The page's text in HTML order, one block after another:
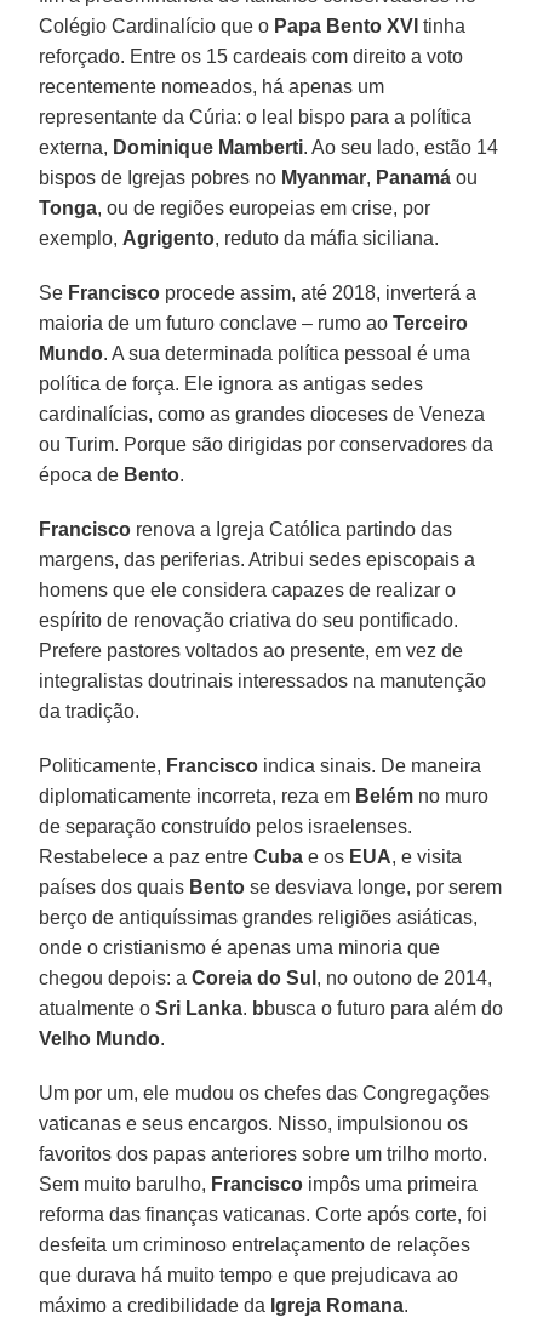
Colégio Cardinalício que o Papa Bento XVI tinha
reforçado. Entre os 15 cardeais com direito a voto
recentemente nomeados, há apenas um
representante da Cúria: o leal bispo para a política
externa, Dominique Mamberti. Ao seu lado, estão 14
bispos de Igrejas pobres no Myanmar, Panamá ou
Tonga, ou de regiões europeias em crise, por
exemplo, Agrigento, reduto da máfia siciliana.
Se Francisco procede assim, até 2018, inverterá a
maioria de um futuro conclave – rumo aoTerceiro
Mundo. A sua determinada política pessoal é uma
política de força. Ele ignora as antigas sedes
cardinalícias, como as grandes dioceses de Veneza
ou Turim. Porque são dirigidas por conservadores da
época de Bento.
Francisco renova a Igreja Católica partindo das
margens, das periferias. Atribui sedes episcopais a
homens que ele considera capazes de realizar o
espírito de renovação criativa do seu pontificado.
Prefere pastores voltados ao presente, em vez de
integralistas doutrinais interessados na manutenção
da tradição.
Politicamente, Francisco indica sinais. De maneira
diplomaticamente incorreta, reza em Belém no muro
de separação construído pelos israelenses.
Restabelece a paz entreCuba e os EUA, e visita
países dos quais Bento se desviava longe, por serem
berço de antiquíssimas grandes religiões asiáticas,
onde o cristianismo é apenas uma minoria que
chegou depois: aCoreia do Sul , no outono de 2014,
atualmente oSri Lanka. bbusca o futuro para além do
Velho Mundo.
Um por um, ele mudou os chefes das Congregações
vaticanas e seus encargos. Nisso, impulsionou os
favoritos dos papas anteriores sobre um trilho morto.
Sem muito barulho, Francisco impôs uma primeira
reforma das finanças vaticanas. Corte após corte, foi
desfeita um criminoso entrelaçamento de relações
que durava há muito tempo e que prejudicava ao
máximo a credibilidade da Igreja Romana.